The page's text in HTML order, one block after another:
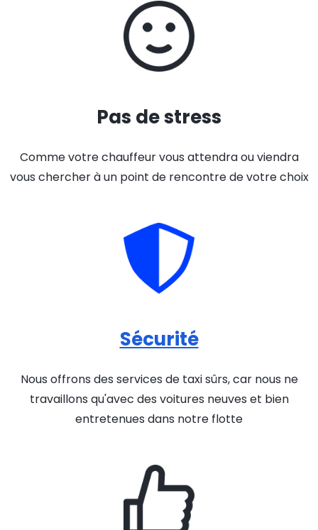
Pas de stress
Comme votre chauffeur vous attendra ou viendra
vous chercher à un point de rencontre de votre choix
Sécurité
Nous offrons des services de taxi sûrs, car nous ne
travaillons qu'avec des voitures neuves et bien
entretenues dans notre flotte